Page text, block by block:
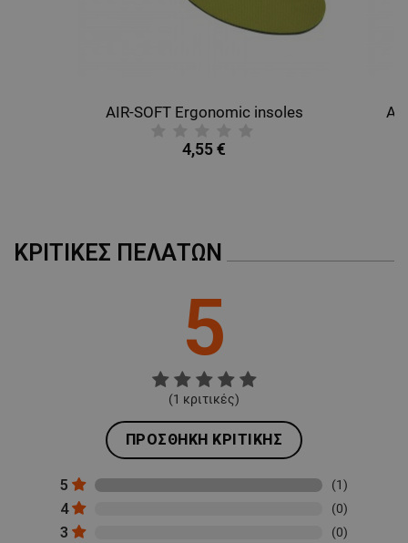
AIR-SOFT Ergonomic insoles
4,55 €
ΚΡΙΤΙΚΈΣ ΠΕΛΑΤΏΝ
5
(1 κριτικές)
ΠΡΟΣΘΉΚΗ ΚΡΙΤΙΚΉΣ
5 (1)
4 (0)
3 (0)